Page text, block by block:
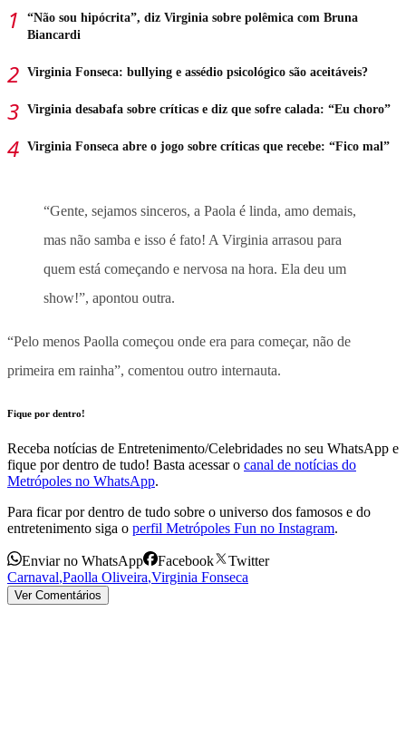
“Não sou hipócrita”, diz Virginia sobre polêmica com Bruna
Biancardi
Virginia Fonseca: bullying e assédio psicológico são aceitáveis?
Virginia desabafa sobre críticas e diz que sofre calada: “Eu choro”
Virginia Fonseca abre o jogo sobre críticas que recebe: “Fico mal”
“Gente, sejamos sinceros, a Paola é linda, amo demais,
mas não samba e isso é fato! A Virginia arrasou para
quem está começando e nervosa na hora. Ela deu um
show!”, apontou outra.
“Pelo menos Paolla começou onde era para começar, não de
primeira em rainha”, comentou outro internauta.
Fique por dentro!
Receba notícias de Entretenimento/Celebridades no seu WhatsApp e
fique por dentro de tudo! Basta acessar o canal de notícias do
Metrópoles no WhatsApp.
Para ficar por dentro de tudo sobre o universo dos famosos e do
entretenimento siga o perfil Metrópoles Fun no Instagram.
Enviar no WhatsApp Facebook
Twitter
Carnaval,Paolla Oliveira,Virginia Fonseca
Ver Comentários